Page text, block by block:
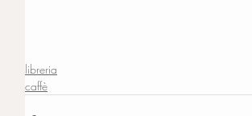
libreria
caffè